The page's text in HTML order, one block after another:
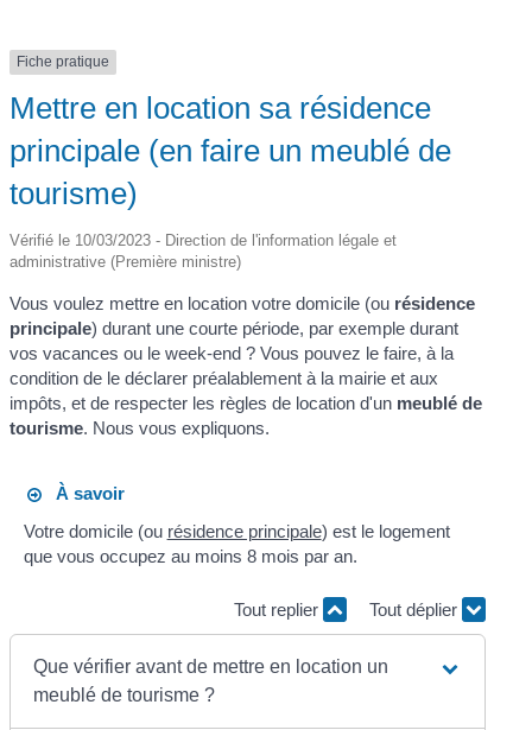
Fiche pratique
Mettre en location sa résidence
principale (en faire un meublé de
tourisme)
Vérifié le 10/03/2023 - Direction de l'information légale et
administrative (Première ministre)
Vous voulez mettre en location votre domicile (ou résidence
principale) durant une courte période, par exemple durant
vos vacances ou le week-end ? Vous pouvez le faire, à la
condition de le déclarer préalablement à la mairie et aux
impôts, et de respecter les règles de location d'un meublé de
tourisme. Nous vous expliquons.
À savoir
Votre domicile (ou résidence principale) est le logement
que vous occupez au moins 8 mois par an.
Tout replier Tout déplier
Que vérifier avant de mettre en location un
meublé de tourisme ?